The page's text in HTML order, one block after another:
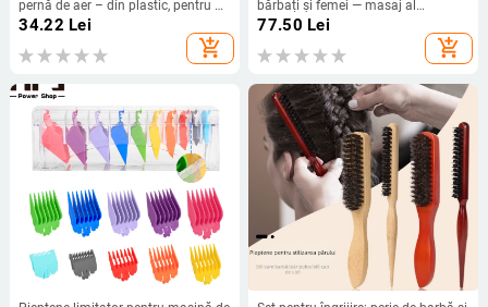
pernă de aer – din plastic, pentru uz
general, origine Zhejiang
34.22 Lei
add_shopping_cart
bărbați și femei — masaj al
scalpului, material ABS, pentru uz
77.50 Lei
add_shopping_cart